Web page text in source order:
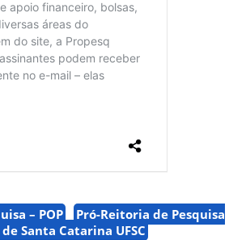
– POP
Pró-Reitoria de Pesquisa
Santa Catarina UFSC